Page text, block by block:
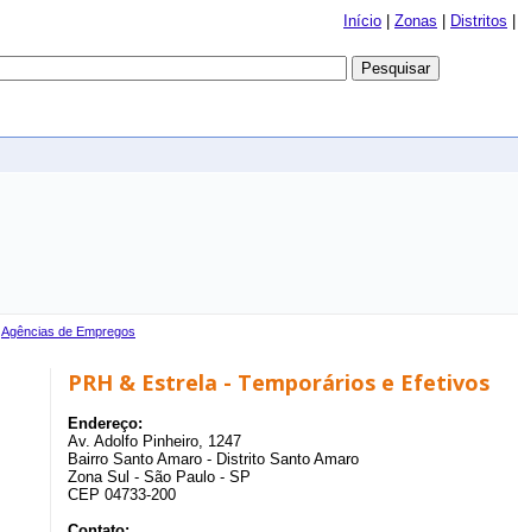
Início Zonas Distritos
Agências de Empregos
PRH & Estrela - Temporários e Efetivos
Endereço:
Av. Adolfo Pinheiro, 1247
Bairro Santo Amaro - Distrito Santo Amaro
Zona Sul - São Paulo - SP
CEP 04733-200